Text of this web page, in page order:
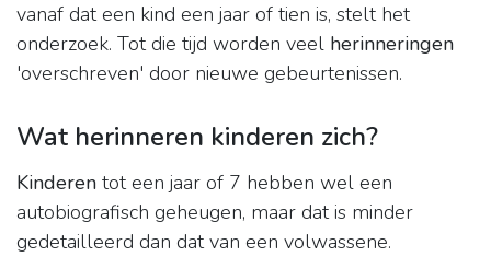
vanaf dat een kind een jaar of tien is, stelt het
onderzoek. Tot die tijd worden veel herinneringen
'overschreven' door nieuwe gebeurtenissen.
Wat herinneren kinderen zich?
Kinderen tot een jaar of 7 hebben wel een
autobiografisch geheugen, maar dat is minder
gedetailleerd dan dat van een volwassene.